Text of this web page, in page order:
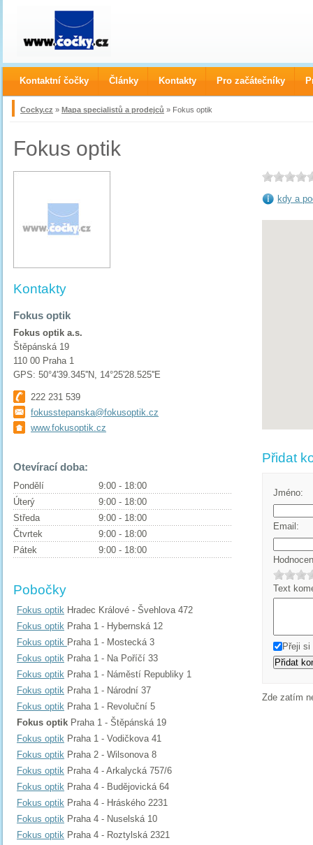
Cocky.cz » Mapa specialistů a prodejců » Fokus optik
Fokus optik
Kontakty
Fokus optik
Fokus optik a.s.
Štěpánská 19
110 00 Praha 1
GPS: 50°4'39.345''N, 14°25'28.525''E
222 231 539
fokusstepanska@fokusoptik.cz
www.fokusoptik.cz
Otevírací doba:
Pondělí
9:00 - 18:00
Úterý
9:00 - 18:00
Středa
9:00 - 18:00
Čtvrtek
9:00 - 18:00
Pátek
9:00 - 18:00
Pobočky
Fokus optik Hradec Králové - Švehlova 472
Fokus optik Praha 1 - Hybernská 12
Fokus optik Praha 1 - Mostecká 3
Fokus optik Praha 1 - Na Poříčí 33
Fokus optik Praha 1 - Náměstí Republiky 1
Fokus optik Praha 1 - Národní 37
Fokus optik Praha 1 - Revoluční 5
Fokus optik Praha 1 - Štěpánská 19
Fokus optik Praha 1 - Vodičkova 41
Fokus optik Praha 2 - Wilsonova 8
Fokus optik Praha 4 - Arkalycká 757/6
Fokus optik Praha 4 - Budějovická 64
Fokus optik Praha 4 - Hráského 2231
Fokus optik Praha 4 - Nuselská 10
Fokus optik Praha 4 - Roztylská 2321
kdy a
Přidat
Jméno:
Email:
Text
Přeji
Zde zatím
Kontaktní čočky Články Kontakty Pro začátečníky